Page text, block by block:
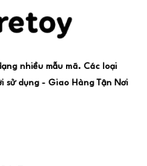
nhiều mẫu mã. Các loại
sử dụng - Giao Hàng Tận Nơi